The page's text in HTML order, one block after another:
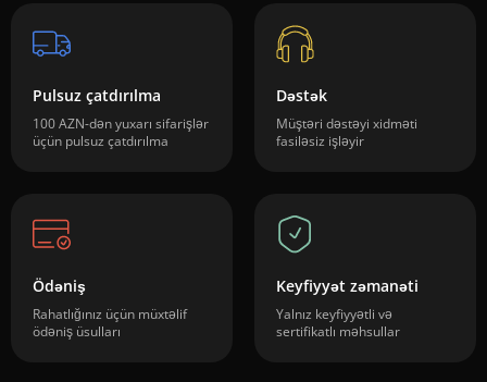
Pulsuz çatdırılma
100 AZN-dən yuxarı sifarişlər
üçün pulsuz çatdırılma
Dəstək
Müştəri dəstəyi xidməti
fasiləsiz işləyir
Ödəniş
Rahatlığınız üçün müxtəlif
ödəniş üsulları
Keyfiyyət zəmanəti
Yalnız keyfiyyətli və
sertifikatlı məhsullar